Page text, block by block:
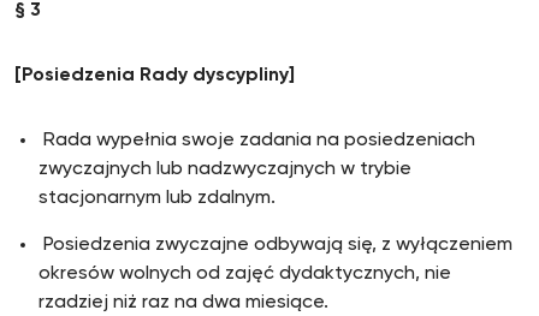
§ 3
[Posiedzenia Rady dyscypliny]
Rada wypełnia swoje zadania na posiedzeniach
zwyczajnych lub nadzwyczajnych w trybie
stacjonarnym lub zdalnym.
Posiedzenia zwyczajne odbywają się, z wyłączeniem
okresów wolnych od zajęć dydaktycznych, nie
rzadziej niż raz na dwa miesiące.